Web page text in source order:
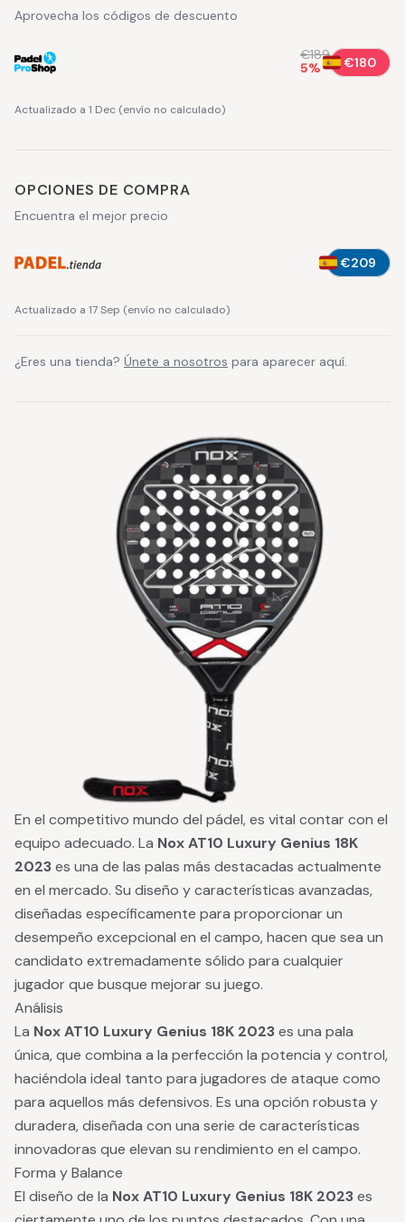
Aprovecha los códigos de descuento
€189
5% €180
Actualizado a 1 Dec (envío no calculado)
OPCIONES DE COMPRA
Encuentra el mejor precio
€209
Actualizado a 17 Sep (envío no calculado)
¿Eres una tienda? Únete a nosotros para aparecer aquí.
En el competitivo mundo del pádel, es vital contar con el
equipo adecuado. La Nox AT10 Luxury Genius 18K
2023es una de las palas más destacadas actualmente
en el mercado. Su diseño y características avanzadas,
diseñadas específicamente para proporcionar un
desempeño excepcional en el campo, hacen que sea un
candidato extremadamente sólido para cualquier
jugador que busque mejorar su juego.
Análisis
La Nox AT10 Luxury Genius 18K 2023es una pala
única, que combina a la perfección la potencia y control,
haciéndola ideal tanto para jugadores de ataque como
para aquellos más defensivos. Es una opción robusta y
duradera, diseñada con una serie de características
innovadoras que elevan su rendimiento en el campo.
Forma y Balance
El diseño de la Nox AT10 Luxury Genius 18K 2023es